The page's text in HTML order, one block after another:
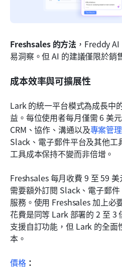
Freshsales 的方法 ，Freddy
易洞察。但 AI 的建議僅限於銷
成本效率與可擴展性
Lark 的統一平台模式為成長中
益。每位使用者每月僅需 6 美
CRM、協作、溝通以及專案管理
Slack、電子郵件平台及其他工
工具成本保持不變而非倍增。
Freshsales 每月收費 9 至 59
需要額外訂閱 Slack、電子郵
服務。使用 Freshsales 加上必
花費是同等 Lark 部署的 2 至 3
支援自訂功能，但 Lark 的全
本。
價格：